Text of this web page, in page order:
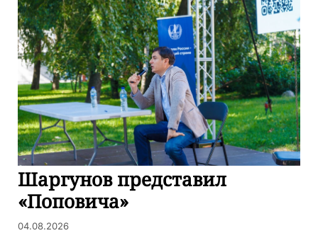
Шаргунов представил
«Поповича»
04.08.2026